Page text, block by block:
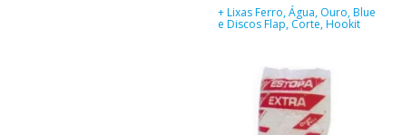
+ Lixas Ferro, Água, Ouro, Blue
e Discos Flap, Corte, Hookit